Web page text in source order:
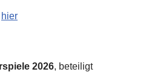
hier
2026, beteiligt